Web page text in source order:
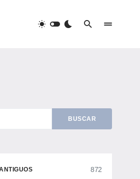
BUSCAR
872